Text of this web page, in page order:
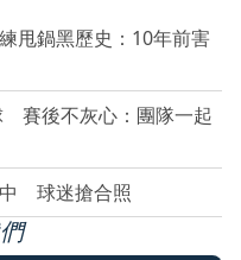
甩鍋黑歷史：10年前害
賽後不灰心：團隊一起
球迷搶合照